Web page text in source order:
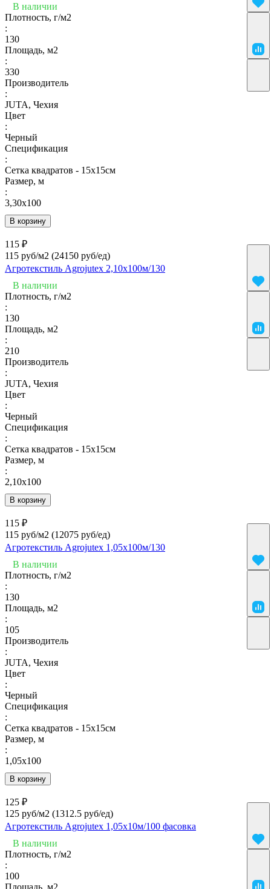
В наличии
В корзину
Плотность, г/м2
:
130
Площадь, м2
:
330
Производитель
:
JUTA, Чехия
Цвет
:
Черный
Спецификация
:
Сетка квадратов - 15х15см
Размер, м
:
3,30х100
115 ₽
115 руб/м2 (24150 руб/eд)
Агротекстиль Agrojutex 2,10х100м/130
В наличии
В корзину
Плотность, г/м2
:
130
Площадь, м2
:
210
Производитель
:
JUTA, Чехия
Цвет
:
Черный
Спецификация
:
Сетка квадратов - 15х15см
Размер, м
:
2,10х100
115 ₽
115 руб/м2 (12075 руб/eд)
Агротекстиль Agrojutex 1,05х100м/130
В наличии
В корзину
Плотность, г/м2
:
130
Площадь, м2
:
105
Производитель
:
JUTA, Чехия
Цвет
:
Черный
Спецификация
:
Сетка квадратов - 15х15см
Размер, м
:
1,05х100
125 ₽
125 руб/м2 (1312.5 руб/eд)
Агротекстиль Agrojutex 1,05х10м/100 фасовка
В наличии
Плотность, г/м2
:
100
Площадь, м2